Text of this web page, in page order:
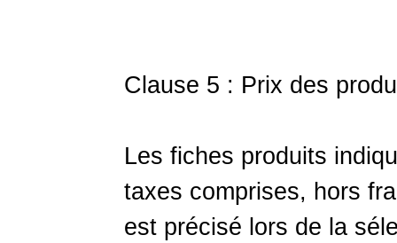
Clause 5 : Prix des
Les fiches produits
taxes comprises, hors
est précisé lors de la